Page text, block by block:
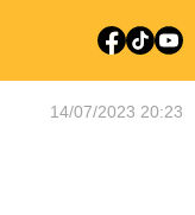
14/07/2023 20:23